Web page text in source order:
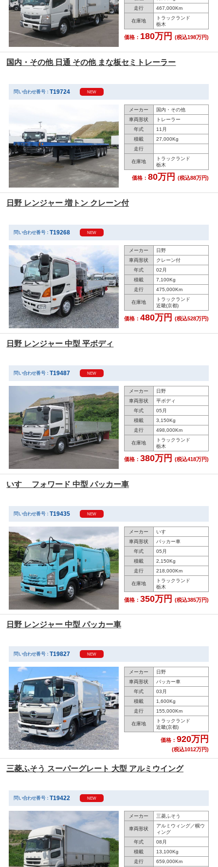
走行
467,000Km
在庫地
トラックランド
栃木
価格： 180万円(税込198万円)
国内・その他 日通 その他 まな板セミトレーラー
問い合わせ番号：T19724 NEW
メーカー
国内・その他
車両形状
トレーラー
年式
11月
積載
27,000Kg
走行
在庫地
トラックランド
栃木
価格：80万円(税込88万円)
日野 レンジャー 増トン クレーン付
問い合わせ番号：T19268 NEW
メーカー
日野
車両形状
クレーン付
年式
02月
積載
7,100Kg
走行
475,000Km
在庫地
トラックランド
近畿(京都)
価格：480万円(税込528万円)
日野 レンジャー 中型 平ボディ
問い合わせ番号：T19487 NEW
メーカー
日野
車両形状
平ボディ
年式
05月
積載
3,150Kg
走行
498,000Km
在庫地
トラックランド
栃木
価格：380万円(税込418万円)
いすゞ フォワード 中型 パッカー車
問い合わせ番号：T19435 NEW
メーカー
いすゞ
車両形状
パッカー車
年式
05月
積載
2,150Kg
走行
218,000Km
在庫地
トラックランド
栃木
価格：350万円(税込385万円)
日野 レンジャー 中型 パッカー車
問い合わせ番号：T19827 NEW
メーカー
日野
車両形状
パッカー車
年式
03月
積載
1,600Kg
走行
155,000Km
在庫地
トラックランド
近畿(京都)
価格：920万円
(税込1012万円)
三菱ふそう スーパーグレート 大型 アルミウイング
問い合わせ番号：T19422 NEW
メーカー 三菱ふそう
車両形状
アルミウィング／幌ウ
ィング
年式
08月
積載
13,100Kg
走行
659,000Km